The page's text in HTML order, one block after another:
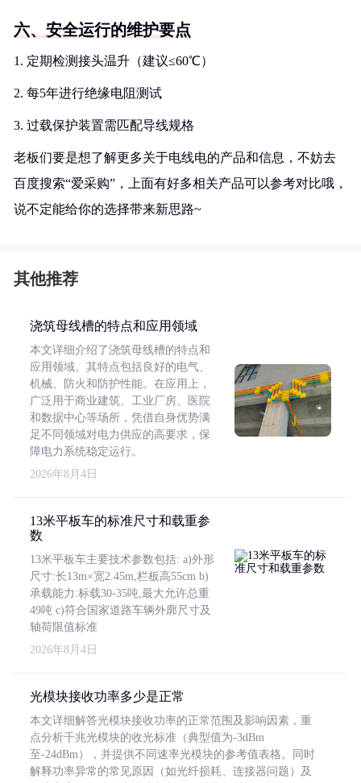
六、安全运行的维护要点
1. 定期检测接头温升（建议≤60℃）
2. 每5年进行绝缘电阻测试
3. 过载保护装置需匹配导线规格
老板们要是想了解更多关于电线电的产品和信息，不妨去
百度搜索“爱采购”，上面有好多相关产品可以参考对比哦，
说不定能给你的选择带来新思路~
其他推荐
浇筑母线槽的特点和应用领域
本文详细介绍了浇筑母线槽的特点和
应用领域。其特点包括良好的电气、
机械、防火和防护性能。在应用上，
广泛用于商业建筑、工业厂房、医院
和数据中心等场所，凭借自身优势满
足不同领域对电力供应的高要求，保
障电力系统稳定运行。
2026年8月4日
13米平板车的标准尺寸和载重参
数
13米平板车主要技术参数包括: a)外形
尺寸:长13m×宽2.45m,栏板高55cm b)
承载能力:标载30-35吨,最大允许总重
49吨 c)符合国家道路车辆外廓尺寸及
轴荷限值标准
2026年8月4日
光模块接收功率多少是正常
本文详细解答光模块接收功率的正常范围及影响因素，重
点分析千兆光模块的收光标准（典型值为-3dBm
至-24dBm），并提供不同速率光模块的参考值表格。同时
解释功率异常的常见原因（如光纤损耗、连接器问题）及